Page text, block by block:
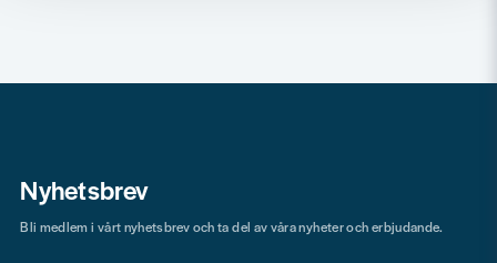
Nyhetsbrev
Bli medlem i vårt nyhetsbrev och ta del av våra nyheter och erbjudande.